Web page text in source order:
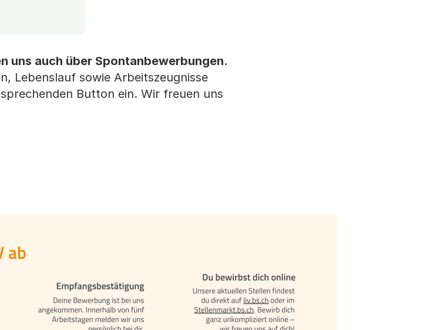
uns auch über Spontanbewerbungen.
Lebenslauf sowie Arbeitszeugnisse
Button ein. Wir freuen uns